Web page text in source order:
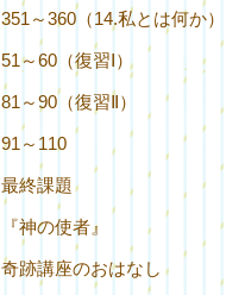
351～360（14.私とは何か）
51～60（復習Ⅰ）
81～90（復習Ⅱ）
91～110
最終課題
『神の使者』
奇跡講座のおはなし